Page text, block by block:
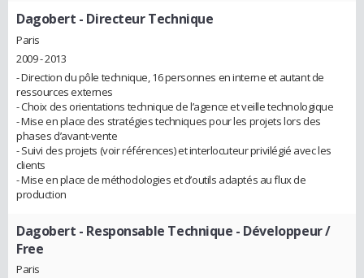
Dagobert - Directeur Technique
Paris
2009 - 2013
- Direction du pôle technique, 16 personnes en interne et autant de
ressources externes
- Choix des orientations technique de l’agence et veille technologique
- Mise en place des stratégies techniques pour les projets lors des
phases d’avant-vente
- Suivi des projets (voir références) et interlocuteur privilégié avec les
clients
- Mise en place de méthodologies et d’outils adaptés au flux de
production
Dagobert - Responsable Technique - Développeur /
Free
Paris